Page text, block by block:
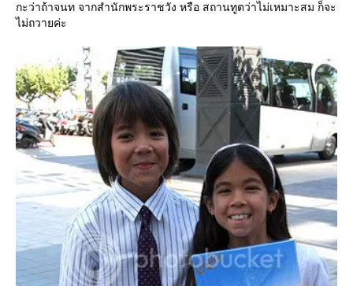
กะว่าถ้าจนท จากสำนักพระราชวัง หรือ สถานทูตว่าไม่เหมาะสม ก็จะ
ไม่ถวายค่ะ